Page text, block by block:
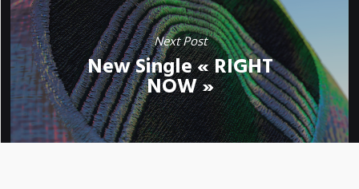
Next Post
New Single « RIGHT
NOW »